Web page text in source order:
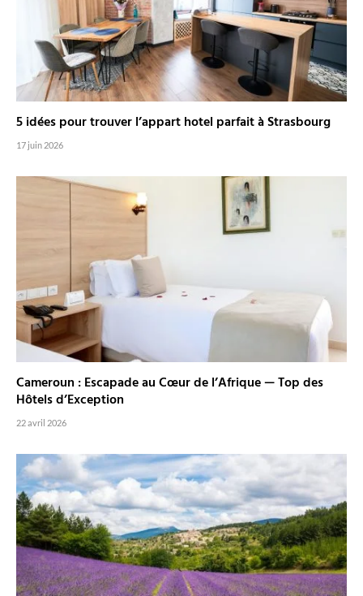
5 idées pour trouver l’appart hotel parfait à Strasbourg
17 juin 2026
Cameroun : Escapade au Cœur de l’Afrique — Top des
Hôtels d’Exception
22 avril 2026